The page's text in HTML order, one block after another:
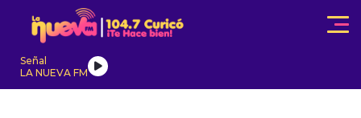
Click acá para ir directamente al contenido
Señal
LA NUEVA FM